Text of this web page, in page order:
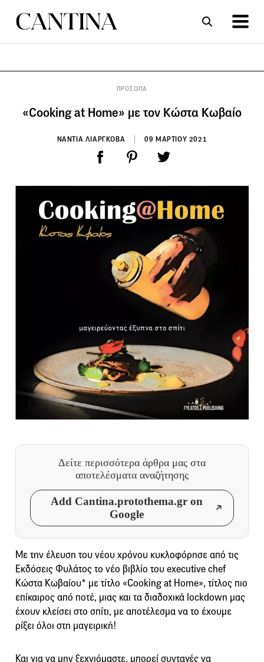
ΠΡΟΣΩΠΑ
«Cooking at Home» με τον Κώστα Κωβαίο
ΝΑΝΤΙΑ ΛΙΑΡΓΚΟΒΑ 09 ΜΑΡΤΙΟΥ 2021
Δείτε περισσότερα άρθρα μας στα
αποτελέσματα αναζήτησης
Add Cantina.protothema.gr on
Google
Με την έλευση του νέου χρόνου κυκλοφόρησε από τις
Εκδόσεις Φυλάτος το νέο βιβλίο του executive chef
Κώστα Κωβαίου* με τίτλο «Cooking at Home», τίτλος πιο
επίκαιρος από ποτέ, μιας και τα διαδοχικά lockdown μας
έχουν κλείσει στο σπίτι, με αποτέλεσμα να το έχουμε
ρίξει όλοι στη μαγειρική!
Και για να μην ξεχνιόμαστε, μπορεί συνταγές να